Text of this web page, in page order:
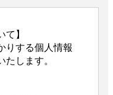
】
りする個人情報
します。